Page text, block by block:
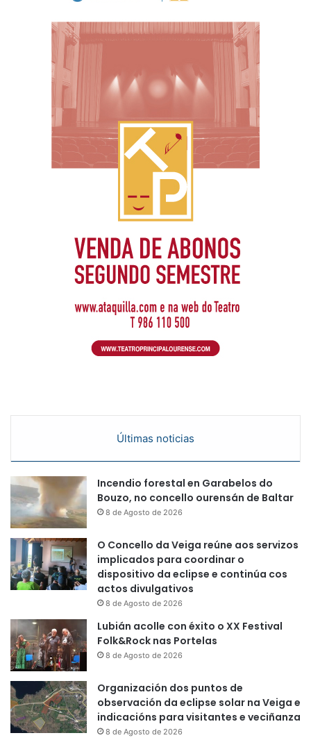
Últimas noticias
Incendio forestal en Garabelos do
Bouzo, no concello ourensán de Baltar
8 de Agosto de 2026
O Concello da Veiga reúne aos servizos
implicados para coordinar o
dispositivo da eclipse e continúa cos
actos divulgativos
8 de Agosto de 2026
Lubián acolle con éxito o XX Festival
Folk&Rock nas Portelas
8 de Agosto de 2026
Organización dos puntos de
observación da eclipse solar na Veiga e
indicacións para visitantes e veciñanza
8 de Agosto de 2026